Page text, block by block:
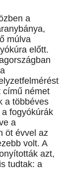
a
múlva
előtt.
című német
a többéves
fogyókúrák
a
öt évvel az
volt. A
azt,
tudtak: a